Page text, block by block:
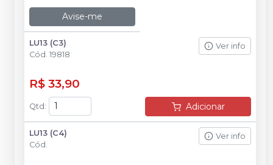
Avise-me
LU13 (C3)
Cód. 19818
Ver info
R$ 33,90
Qtd : Adicionar
LU13 (C4)
Cód.
Ver info